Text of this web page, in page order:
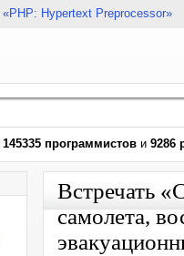
«PHP: Hypertext Preprocessor»
145335 программистов и 9286
Встречать
самолета,